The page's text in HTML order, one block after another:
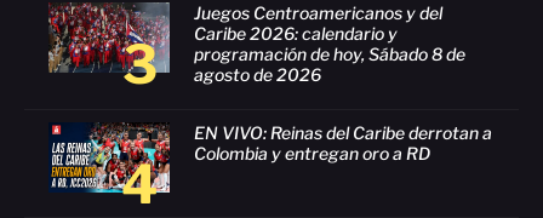
3
Juegos Centroamericanos y del
Caribe 2026: calendario y
programación de hoy, Sábado 8 de
agosto de 2026
4
EN VIVO: Reinas del Caribe derrotan a
Colombia y entregan oro a RD